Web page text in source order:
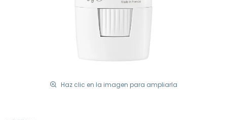
Haz clic en la imagen para ampliarla